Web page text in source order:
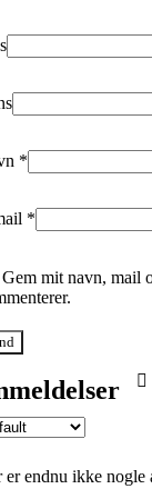
er endnu ikke nogle
*
*
Gem mit navn, mail